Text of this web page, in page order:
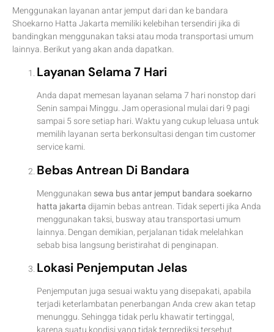
Menggunakan layanan antar jemput dari dan ke bandara
Shoekarno Hatta Jakarta memiliki kelebihan tersendiri jika di
bandingkan menggunakan taksi atau moda transportasi umum
lainnya. Berikut yang akan anda dapatkan.
Layanan Selama 7 Hari
Anda dapat memesan layanan selama 7 hari nonstop dari
Senin sampai Minggu. Jam operasional mulai dari 9 pagi
sampai 5 sore setiap hari. Waktu yang cukup leluasa untuk
memilih layanan serta berkonsultasi dengan tim customer
service kami.
Bebas Antrean Di Bandara
Menggunakan sewa bus antar jemput bandara soekarno
hatta jakartadijamin bebas antrean. Tidak seperti jika Anda
menggunakan taksi, busway atau transportasi umum
lainnya. Dengan demikian, perjalanan tidak melelahkan
sebab bisa langsung beristirahat di penginapan.
Lokasi Penjemputan Jelas
Penjemputan juga sesuai waktu yang disepakati, apabila
terjadi keterlambatan penerbangan Anda crew akan tetap
menunggu. Sehingga tidak perlu khawatir tertinggal,